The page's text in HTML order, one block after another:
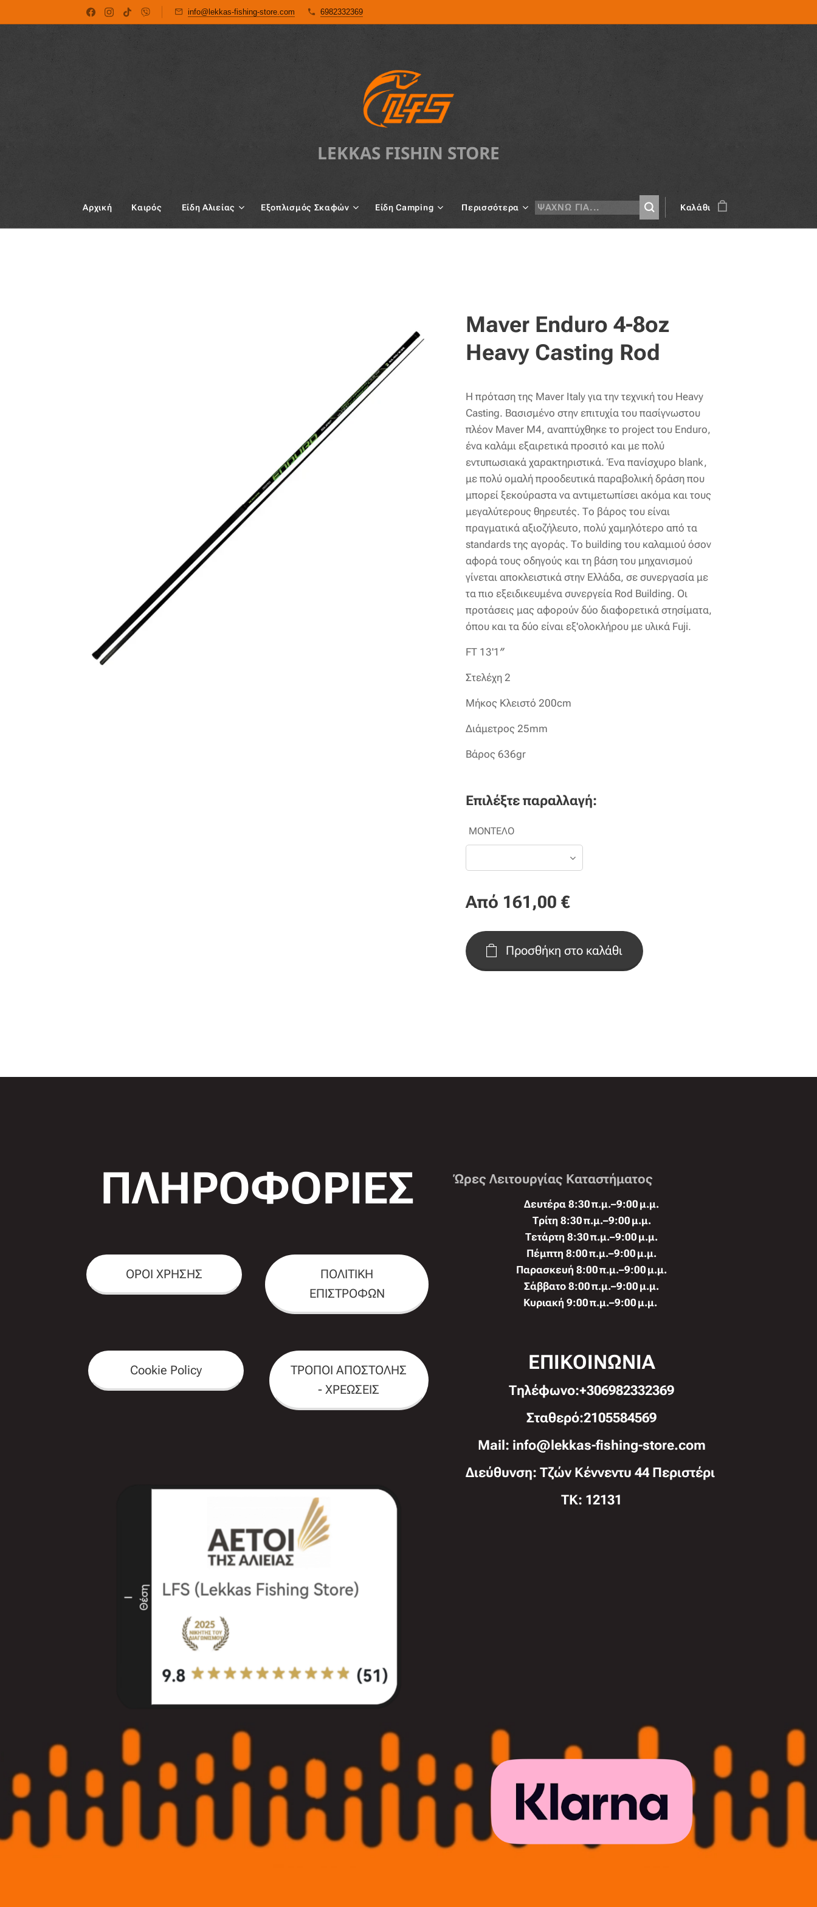
info@lekkas-fishing-store.com 6982332369
LEKKAS FISHIN STORE
Αρχική Καιρός Είδη Αλιείας Εξoπλισμός Σκαφών Είδη Camping Περισσότερα Καλάθι
Maver Enduro 4-8oz
Heavy Casting Rod
Η πρόταση της Maver Italy για την τεχνική του Heavy
Casting. Βασισμένο στην επιτυχία του πασίγνωστου
πλέον Maver M4, αναπτύχθηκε το project του Enduro,
ένα καλάμι εξαιρετικά προσιτό και με πολύ
εντυπωσιακά χαρακτηριστικά. Ένα πανίσχυρο blank,
με πολύ ομαλή προοδευτικά παραβολική δράση που
μπορεί ξεκούραστα να αντιμετωπίσει ακόμα και τους
μεγαλύτερους θηρευτές. Το βάρος του είναι
πραγματικά αξιοζήλευτο, πολύ χαμηλότερο από τα
standards της αγοράς. Το building του καλαμιού όσον
αφορά τους οδηγούς και τη βάση του μηχανισμού
γίνεται αποκλειστικά στην Ελλάδα, σε συνεργασία με
τα πιο εξειδικευμένα συνεργεία Rod Building. Οι
προτάσεις μας αφορούν δύο διαφορετικά στησίματα,
όπου και τα δύο είναι εξ'ολοκλήρου με υλικά Fuji.
FT 13'1″
Στελέχη 2
Μήκος Κλειστό 200cm
Διάμετρος 25mm
Βάρος 636gr
Επιλέξτε παραλλαγή:
ΜΟΝΤΕΛΟ
Από 161,00 €
Προσθήκη στο καλάθι
ΠΛΗΡΟΦΟΡΙΕΣ
ΟΡΟΙ ΧΡΗΣΗΣ
ΠΟΛΙΤΙΚΗ
ΕΠΙΣΤΡΟΦΩΝ
Cookie Policy
ΤΡΟΠΟΙ ΑΠΟΣΤΟΛΗΣ
- ΧΡΕΩΣΕΙΣ
Ώρες Λειτουργίας Καταστήματος
Δευτέρα 8:30 π.μ.–9:00 μ.μ.
Τρίτη 8:30 π.μ.–9:00 μ.μ.
Τετάρτη 8:30 π.μ.–9:00 μ.μ.
Πέμπτη 8:00 π.μ.–9:00 μ.μ.
Παρασκευή 8:00 π.μ.–9:00 μ.μ.
Σάββατο 8:00 π.μ.–9:00 μ.μ.
Κυριακή 9:00 π.μ.–9:00 μ.μ.
ΕΠΙΚΟΙΝΩΝΙΑ
Τηλέφωνo:+306982332369
Σταθερό:2105584569
Mail: info@lekkas-fishing-store.com
Διεύθυνση: Τζών Κέννεντυ 44 Περιστέρι
TK: 12131